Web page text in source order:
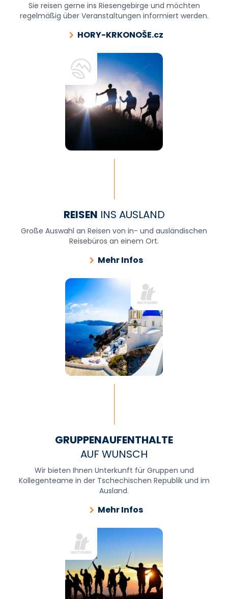
Sie reisen gerne ins Riesengebirge und möchten
regelmäßig über Veranstaltungen informiert werden.
HORY-KRKONOŠE.cz
REISEN INS AUSLAND
Große Auswahl an Reisen von in- und ausländischen
Reisebüros an einem Ort.
Mehr Infos
GRUPPENAUFENTHALTE
AUF WUNSCH
Wir bieten Ihnen Unterkunft für Gruppen und
Kollegenteame in der Tschechischen Republik und im
Ausland.
Mehr Infos